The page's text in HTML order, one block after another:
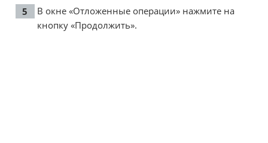
В окне «Отложенные операции» нажмите на
кнопку «Продолжить».